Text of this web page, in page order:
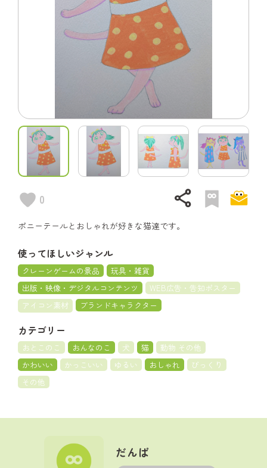
0 share
ポニーテールとおしゃれが好きな猫達です。
使ってほしいジャンル
クレーンゲームの景品
玩具・雑貨
出版・映像・デジタルコンテンツ
WEB広告・告知ポスター
アイコン素材
ブランドキャラクター
カテゴリー
おとこのこ おんなのこ 犬 猫
動物 その他
かわいい
かっこいい ゆるい おしゃれ
びっくり
その他
だんぱ